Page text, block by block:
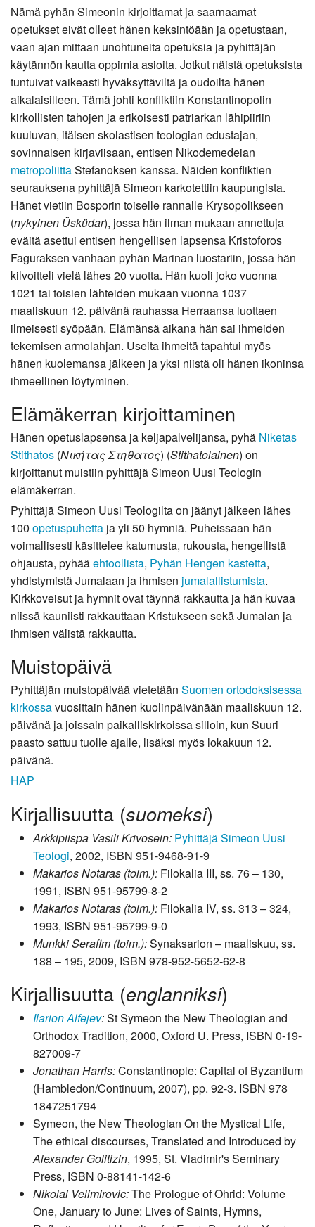
Nämä pyhän Simeonin kirjoittamat ja saarnaamat
opetukset eivät olleet hänen keksintöään ja opetustaan,
vaan ajan mittaan unohtuneita opetuksia ja pyhittäjän
käytännön kautta oppimia asioita. Jotkut näistä opetuksista
tuntuivat vaikeasti hyväksyttäviltä ja oudoilta hänen
aikalaisilleen. Tämä johti konfliktiin Konstantinopolin
kirkollisten tahojen ja erikoisesti patriarkan lähipiiriin
kuuluvan, itäisen skolastisen teologian edustajan,
sovinnaisen kirjaviisaan, entisen Nikodemedeian
metropoliittaStefanoksen kanssa. Näiden konfliktien
seurauksena pyhittäjä Simeon karkotettiin kaupungista.
Hänet vietiin Bosporin toiselle rannalle Krysopolikseen
(nykyinen Üsküdar), jossa hän ilman mukaan annettuja
eväitä asettui entisen hengellisen lapsensa Kristoforos
Faguraksen vanhaan pyhän Marinan luostariin, jossa hän
kilvoitteli vielä lähes 20 vuotta. Hän kuoli joko vuonna
1021 tai toisien lähteiden mukaan vuonna 1037
maaliskuun 12. päivänä rauhassa Herraansa luottaen
ilmeisesti syöpään. Elämänsä aikana hän sai ihmeiden
tekemisen armolahjan. Useita ihmeitä tapahtui myös
hänen kuolemansa jälkeen ja yksi niistä oli hänen ikoninsa
ihmeellinen löytyminen.
Elämäkerran kirjoittaminen
Hänen opetuslapsensa ja keljapalvelijansa, pyhä Niketas
Stithatos (Νικήτας Στηθατος) (Stithatolainen) on
kirjoittanut muistiin pyhittäjä Simeon Uusi Teologin
elämäkerran.
Pyhittäjä Simeon Uusi Teologilta on jäänyt jälkeen lähes
100 opetuspuhetta ja yli 50 hymniä. Puheissaan hän
voimallisesti käsittelee katumusta, rukousta, hengellistä
ohjausta, pyhääehtoollista, Pyhän Hengen kastetta,
yhdistymistä Jumalaan ja ihmisen jumalallistumista.
Kirkkoveisut ja hymnit ovat täynnä rakkautta ja hän kuvaa
niissä kauniisti rakkauttaan Kristukseen sekä Jumalan ja
ihmisen välistä rakkautta.
Muistopäivä
Pyhittäjän muistopäivää vietetään Suomen ortodoksisessa
kirkossavuosittain hänen kuolinpäivänään maaliskuun 12.
päivänä ja joissain paikalliskirkoissa silloin, kun Suuri
paasto sattuu tuolle ajalle, lisäksi myös lokakuun 12.
päivänä.
HAP
Kirjallisuutta (suomeksi)
Arkkipiispa Vasili Krivosein: Pyhittäjä Simeon Uusi
Teologi, 2002, ISBN 951-9468-91-9
Makarios Notaras (toim.): Filokalia III, ss. 76 – 130,
1991, ISBN 951-95799-8-2
Makarios Notaras (toim.): Filokalia IV, ss. 313 – 324,
1993, ISBN 951-95799-9-0
Munkki Serafim (toim.):Synaksarion – maaliskuu, ss.
188 – 195, 2009, ISBN 978-952-5652-62-8
Kirjallisuutta (englanniksi)
Ilarion Alfejev:St Symeon the New Theologian and
Orthodox Tradition, 2000, Oxford U. Press, ISBN 0-19-
827009-7
Jonathan Harris:Constantinople: Capital of Byzantium
(Hambledon/Continuum, 2007), pp. 92-3. ISBN 978
1847251794
Symeon, the New Theologian On the Mystical Life,
The ethical discourses, Translated and Introduced by
Alexander Golitizin, 1995, St. Vladimir's Seminary
Press, ISBN 0-88141-142-6
Nikolai Velimirovic:The Prologue of Ohrid: Volume
One, January to June: Lives of Saints, Hymns,